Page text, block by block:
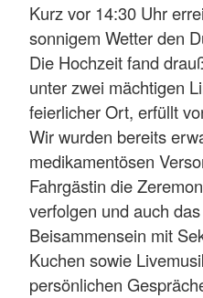
Kurz vor 14:30 Uhr
sonnigem Wetter den
Die Hochzeit fand
unter zwei mächtigen
feierlicher Ort, erfüllt
Wir wurden bereits
medikamentösen
Fahrgästin die
verfolgen und auch
Beisammensein mit
Kuchen sowie
persönlichen